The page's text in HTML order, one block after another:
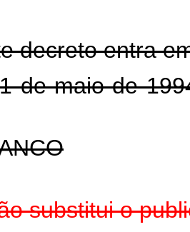
decreto entra
de maio de
substitui o